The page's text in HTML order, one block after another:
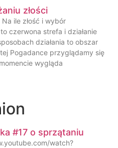
złości
ile złość i wybór
czerwona strefa i działanie
działania to obszar
Pogadance przyglądamy się
wygląda
#17 o sprzątaniu
watch?